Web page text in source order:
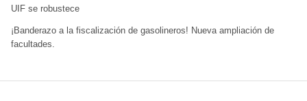
UIF se robustece
¡Banderazo a la fiscalización de gasolineros! Nueva ampliación de
facultades.